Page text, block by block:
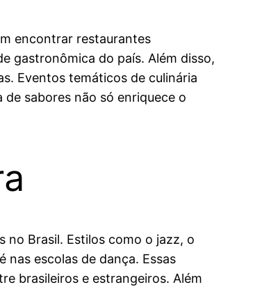
encontrar restaurantes
gastronômica do país. Além disso,
Eventos temáticos de culinária
sabores não só enriquece o
no Brasil. Estilos como o jazz, o
escolas de dança. Essas
brasileiros e estrangeiros. Além